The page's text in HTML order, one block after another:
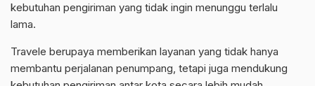
kebutuhan pengiriman yang tidak ingin menunggu terlalu
lama.
Travele berupaya memberikan layanan yang tidak hanya
membantu perjalanan penumpang, tetapi juga mendukung